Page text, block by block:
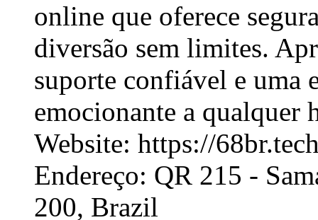
online que oferece
diversão sem limites.
suporte confiável e uma
emocionante a qualquer
Website: https://
Endereço: QR 215 -
200, Brazil